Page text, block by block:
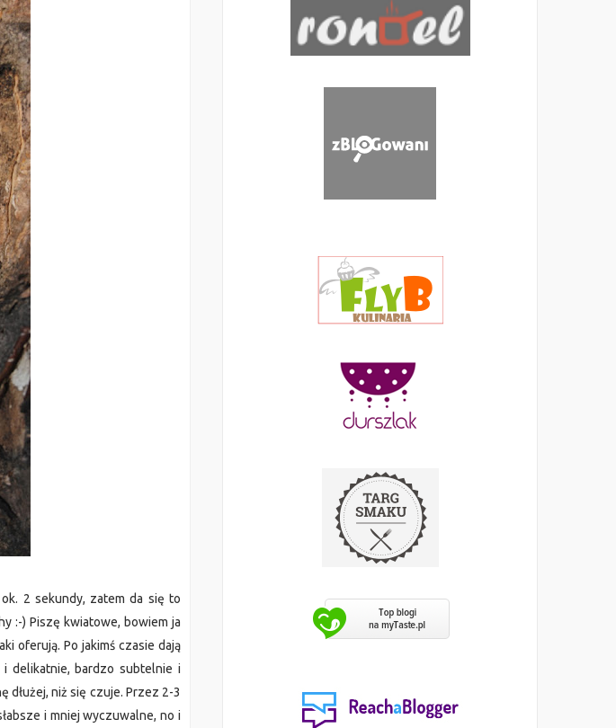
2 sekundy, zatem da się to
:-) Piszę kwiatowe, bowiem ja
oferują. Po jakimś czasie dają
delikatnie, bardzo subtelnie i
dłużej, niż się czuje. Przez 2-3
i mniej wyczuwalne, no i